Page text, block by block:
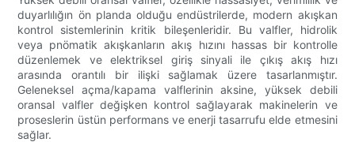
duyarlılığın ön planda olduğu endüstrilerde, modern akışkan
kontrol sistemlerinin kritik bileşenleridir. Bu valfler, hidrolik
veya pnömatik akışkanların akış hızını hassas bir kontrolle
düzenlemek ve elektriksel giriş sinyali ile çıkış akış hızı
arasında orantılı bir ilişki sağlamak üzere tasarlanmıştır.
Geleneksel açma/kapama valflerinin aksine, yüksek debili
oransal valfler değişken kontrol sağlayarak makinelerin ve
proseslerin üstün performans ve enerji tasarrufu elde etmesini
sağlar.